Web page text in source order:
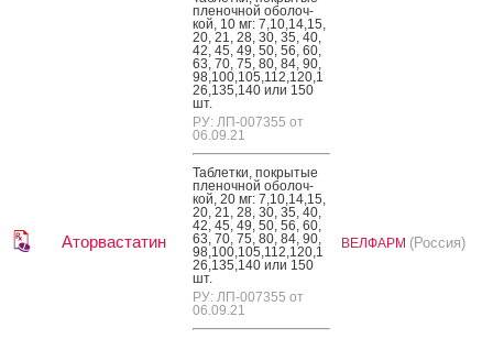
Аторвастатин
пле­ноч­ной обо­лоч­
кой, 10 мг: 7,10,14,15,
20, 21, 28, 30, 35, 40,
42, 45, 49, 50, 56, 60,
63, 70, 75, 80, 84, 90,
98,100,105,112,120,1
26,135,140 или 150
шт.
РУ: ЛП-007355 от
06.09.21
Таб­летки, пок­ры­тые
пле­ноч­ной обо­лоч­
кой, 20 мг: 7,10,14,15,
20, 21, 28, 30, 35, 40,
42, 45, 49, 50, 56, 60,
63, 70, 75, 80, 84, 90,
98,100,105,112,120,1
26,135,140 или 150
шт.
РУ: ЛП-007355 от
06.09.21
ВЕЛФАРМ (Россия)